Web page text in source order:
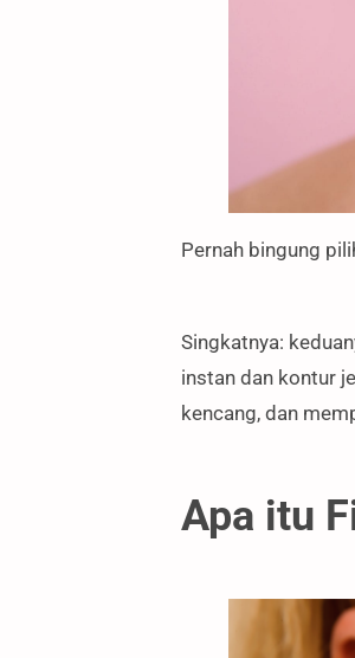
Pernah bingung
Singkatnya:
instan dan kontur
kencang, dan
Apa itu